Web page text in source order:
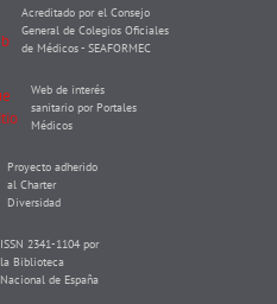
Acreditado por el Consejo
General de Colegios Oficiales
de Médicos - SEAFORMEC
Web de interés
sanitario por Portales
Médicos
Proyecto adherido
al Charter
Diversidad
ISSN 2341-1104 por
la Biblioteca
Nacional de España